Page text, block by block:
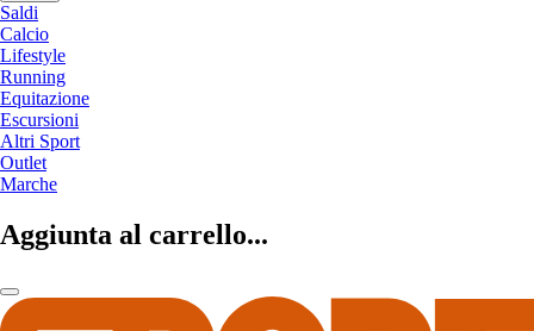
Saldi
Calcio
Lifestyle
Running
Equitazione
Escursioni
Altri Sport
Outlet
Marche
Aggiunta al carrello...